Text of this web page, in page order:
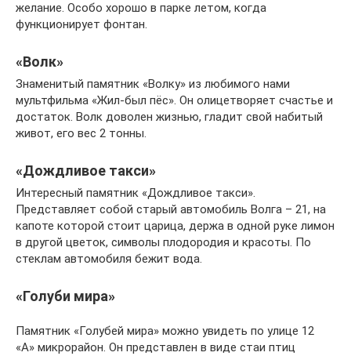
желание. Особо хорошо в парке летом, когда
функционирует фонтан.
«Волк»
Знаменитый памятник «Волку» из любимого нами
мультфильма «Жил-был пёс». Он олицетворяет счастье и
достаток. Волк доволен жизнью, гладит свой набитый
живот, его вес 2 тонны.
«Дождливое такси»
Интересный памятник «Дождливое такси».
Представляет собой старый автомобиль Волга – 21, на
капоте которой стоит царица, держа в одной руке лимон
в другой цветок, символы плодородия и красоты. По
стеклам автомобиля бежит вода.
«Голуби мира»
Памятник «Голубей мира» можно увидеть по улице 12
«А» микрорайон. Он представлен в виде стаи птиц